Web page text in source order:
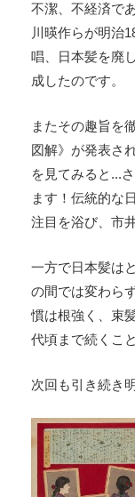
不潔、不経済で
川暎作らが明治
唱、日本髪を廃
成したのです。
またその趣旨を
図解》が発表さ
を見てみると...
ます！伝統的な
注目を浴び、市
一方で日本髪は
の間では変わら
慣は根強く、束
代頃まで続くこ
次回も引き続き